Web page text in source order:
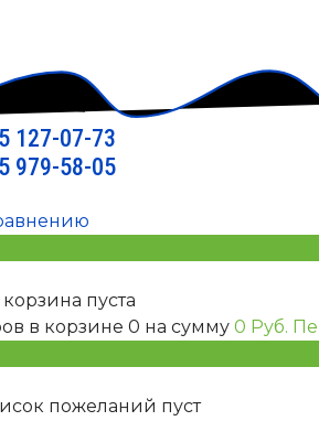
127-07-73
979-58-05
пуста
в корзине 0 на сумму 0 Руб.
пожеланий пуст